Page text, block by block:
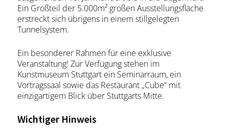
Ein Großteil der 5.000m² großen Ausstellungsfläche
erstreckt sich übrigens in einem stillgelegten
Tunnelsystem.
Ein besonderer Rahmen für eine exklusive
Veranstaltung! Zur Verfügung stehen im
Kunstmuseum Stuttgart ein Seminarraum, ein
Vortragssaal sowie das Restaurant „Cube“ mit
einzigartigem Blick über Stuttgarts Mitte.
Wichtiger Hinweis